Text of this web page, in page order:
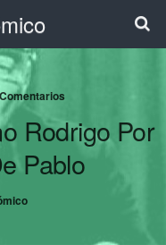
Rodrigo Por
Pablo